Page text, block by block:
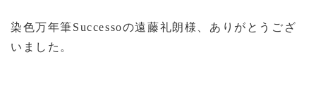
染色万年筆Successoの遠藤礼朗様、ありがとうござ
いました。